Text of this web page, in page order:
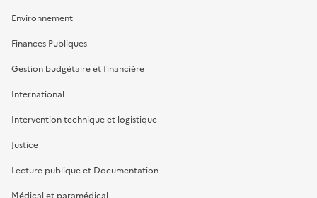
Environnement
Finances Publiques
Gestion budgétaire et financière
International
Intervention technique et logistique
Justice
Lecture publique et Documentation